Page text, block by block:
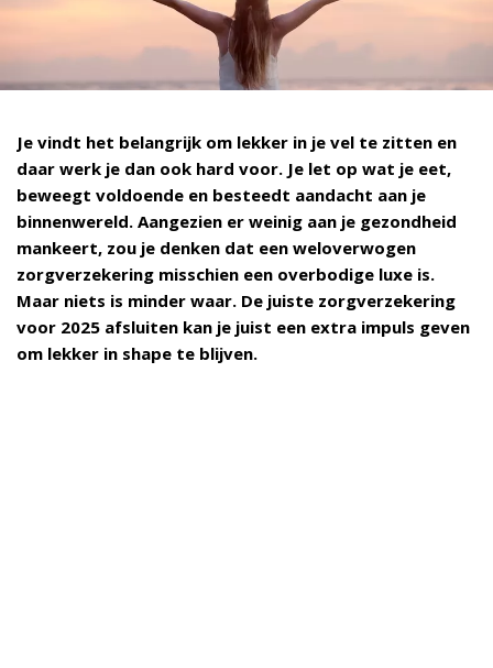
Je vindt het belangrijk om lekker in je vel te zitten en
daar werk je dan ook hard voor. Je let op wat je eet,
beweegt voldoende en besteedt aandacht aan je
binnenwereld. Aangezien er weinig aan je gezondheid
mankeert, zou je denken dat een weloverwogen
zorgverzekering misschien een overbodige luxe is.
Maar niets is minder waar. De juiste zorgverzekering
voor 2025 afsluiten kan je juist een extra impuls geven
om lekker in shape te blijven.